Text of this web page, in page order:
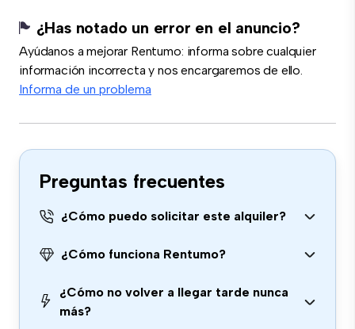
¿Has notado un error en el anuncio?
Ayúdanos a mejorar Rentumo: informa sobre cualquier
información incorrecta y nos encargaremos de ello.
Informa de un problema
Preguntas frecuentes
¿Cómo puedo solicitar este alquiler?
¿Cómo funciona Rentumo?
¿Cómo no volver a llegar tarde nunca
más?